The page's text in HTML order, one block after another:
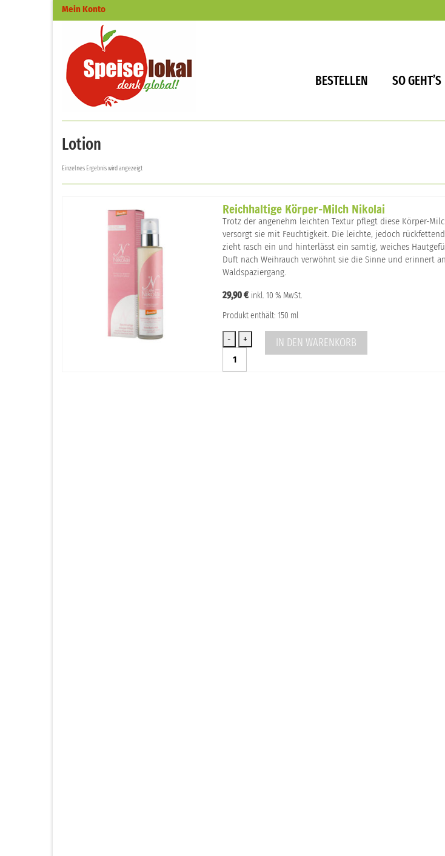
Mein Konto
BESTELLEN SO GEHT’S
Lotion
Einzelnes Ergebnis wird angezeigt
Reichhaltige Körper-Milch Nikolai
Trotz der angenehm leichten Textur pflegt diese Körper-
versorgt sie mit Feuchtigkeit. Die leichte, jedoch
zieht rasch ein und hinterlässt ein samtig, weiches
Duft nach Weihrauch verwöhnt sie die Sinne und erinnert
Waldspaziergang.
29,90€ inkl. 10 % MwSt.
Produkt enthält: 150 ml
Reichhaltige
Körper-
IN DEN WARENKORB